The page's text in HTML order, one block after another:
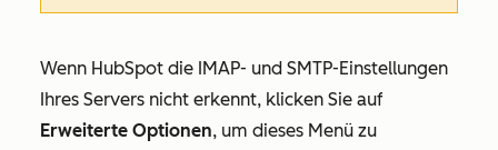
Wenn HubSpot die IMAP- und SMTP-Einstellungen
Ihres Servers nicht erkennt, klicken Sie auf
Erweiterte Optionen, um dieses Menü zu